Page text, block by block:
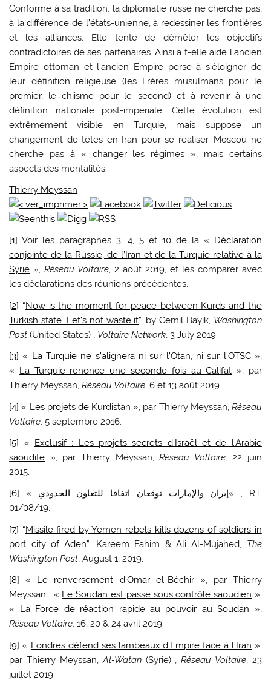
Conforme à sa tradition, la diplomatie russe ne cherche pas,
à la différence de l’états-unienne, à redessiner les frontières
et les alliances. Elle tente de démêler les objectifs
contradictoires de ses partenaires. Ainsi a t-elle aidé l’ancien
Empire ottoman et l’ancien Empire perse à s’éloigner de
leur définition religieuse (les Frères musulmans pour le
premier, le chiisme pour le second) et à revenir à une
définition nationale post-impériale. Cette évolution est
extrêmement visible en Turquie, mais suppose un
changement de têtes en Iran pour se réaliser. Moscou ne
cherche pas à « changer les régimes », mais certains
aspects des mentalités.
Thierry Meyssan
[1] Voir les paragraphes 3, 4, 5 et 10 de la «
Déclaration
conjointe de la Russie, de l’Iran et de la Turquie relative à la
Syrie »,Réseau Voltaire, 2 août 2019, et les comparer avec
les déclarations des réunions précédentes.
[2] “Now is the moment for peace between Kurds and the
Turkish state. Let’s not waste it”, by Cemil Bayik, Washington
Post (United States) , Voltaire Network, 3 July 2019.
[3] « La Turquie ne s’alignera ni sur l’Otan, ni sur l’OTSC»,
« La Turquie renonce une seconde fois au Califat », par
Thierry Meyssan,Réseau Voltaire, 6 et 13 août 2019.
[4] « Les projets de Kurdistan », par Thierry Meyssan, Réseau
Voltaire, 5 septembre 2016.
[5] « Exclusif : Les projets secrets d’Israël et de l’Arabie
saoudite », par Thierry Meyssan,Réseau Voltaire, 22 juin
2015.
[6] « إيران والإمارات توقعان اتفاقا للتعاون الحدودي« , RT,
01/08/19.
[7] “Missile fired by Yemen rebels kills dozens of soldiers in
port city of Aden”, Kareem Fahim & Ali Al-Mujahed, The
Washington Post, August 1, 2019.
[8] « Le renversement d’Omar el-Béchir», par Thierry
Meyssan ; « Le Soudan est passé sous contrôle saoudien »,
« La Force de réaction rapide au pouvoir au Soudan »,
Réseau Voltaire, 16, 20 & 24 avril 2019.
[9] « Londres défend ses lambeaux d’Empire face à l’Iran »,
par Thierry Meyssan,Al-Watan(Syrie) ,Réseau Voltaire, 23
juillet 2019.